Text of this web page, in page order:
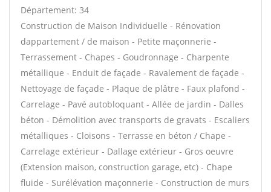
Département: 34
Construction de Maison Individuelle - Rénovation
dappartement / de maison - Petite maçonnerie -
Terrassement - Chapes - Goudronnage - Charpente
métallique - Enduit de façade - Ravalement de façade -
Nettoyage de façade - Plaque de plâtre - Faux plafond -
Carrelage - Pavé autobloquant - Allée de jardin - Dalles
béton - Démolition avec transports de gravats - Escaliers
métalliques - Cloisons - Terrasse en béton / Chape -
Carrelage extérieur - Dallage extérieur - Gros oeuvre
(Extension maison, construction garage, etc) - Chape
fluide - Surélévation maçonnerie - Construction de murs